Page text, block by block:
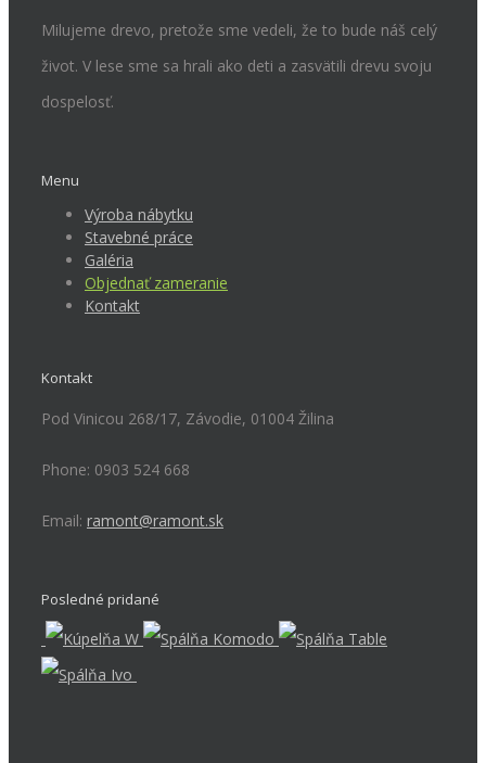
Milujeme drevo, pretože sme vedeli, že to bude náš celý
život. V lese sme sa hrali ako deti a zasvätili drevu svoju
dospelosť.
Menu
Výroba nábytku
Stavebné práce
Galéria
Objednať zameranie
Kontakt
Kontakt
Pod Vinicou 268/17, Závodie, 01004 Žilina
Phone: 0903 524 668
Email: ramont@ramont.sk
Posledné pridané